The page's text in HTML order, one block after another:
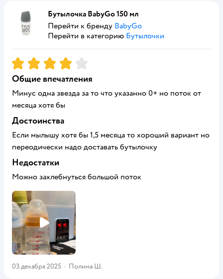
Бутылочка BabyGo 150 мл
Перейти к бренду BabyGo
Перейти в категорию Бутылочки
Рейтинг:4
Общие впечатления
Минус одна звезда за то что указанно 0+ но поток от
месяца хотя бы
Достоинства
Если мылышу хотя бы 1,5 месяца то хороший вариант но
переодически надо доставать бутылочку
Недостатки
Можно захлебнуться большой поток
03 декабря 2025 · Полина Ш.